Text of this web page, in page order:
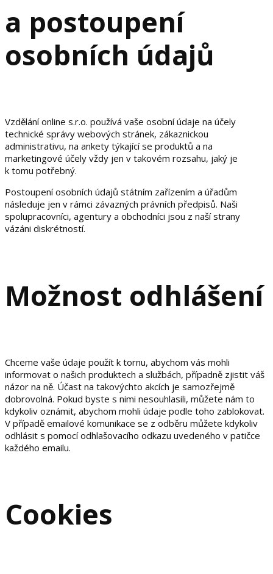
a postoupení
osobních údajů
Vzdělání online s.r.o. používá vaše osobní údaje na účely
technické správy webových stránek, zákaznickou
administrativu, na ankety týkající se produktů a na
marketingové účely vždy jen v takovém rozsahu, jaký je
k tomu potřebný.
Postoupení osobních údajů státním zařízením a úřadům
následuje jen v rámci závazných právních předpisů. Naši
spolupracovníci, agentury a obchodníci jsou z naší strany
vázáni diskrétností.
Možnost odhlášení
Chceme vaše údaje použít k tornu, abychom vás mohli
informovat o našich produktech a službách, případně zjistit váš
názor na ně. Účast na takovýchto akcích je samozřejmě
dobrovolná. Pokud byste s nimi nesouhlasili, můžete nám to
kdykoliv oznámit, abychom mohli údaje podle toho zablokovat.
V případě emailové komunikace se z odběru můžete kdykoliv
odhlásit s pomocí odhlašovacího odkazu uvedeného v patičce
každého emailu.
Cookies